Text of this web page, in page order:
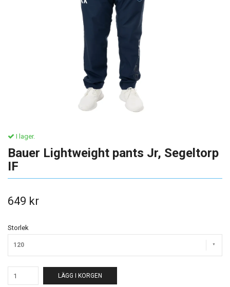
I lager.
Bauer Lightweight pants Jr, Segeltorp
IF
649 kr
Storlek
120
LÄGG I KORGEN